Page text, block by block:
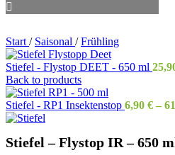
Start / Saisonal / Frühling
Stiefel - Flystop DEET - 650 ml
Back to products
Stiefel - RP1 Insektenstop 6,90 € –
Stiefel – Flystop IR – 650